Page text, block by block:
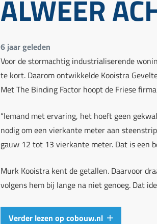
ALWEER
6 jaar geleden
Voor de stormachtig industrialiserende
te kort. Daarom ontwikkelde Kooistra
Met The Binding Factor hoopt de Friese
“Iemand met ervaring, het hoeft geen
nodig om een vierkante meter aan
gauw 12 tot 13 vierkante meter. Dat is een
Murk Kooistra kent de getallen. Daarvoor
volgens hem bij lange na niet genoeg. Dat
Verder lezen op cobouw.nl